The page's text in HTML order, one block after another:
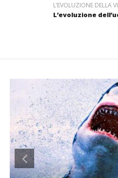
L’EVOLUZIONE DELLA
L’evoluzione